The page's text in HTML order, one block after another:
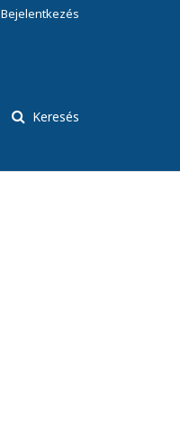
Keresés
Bejelentkezés